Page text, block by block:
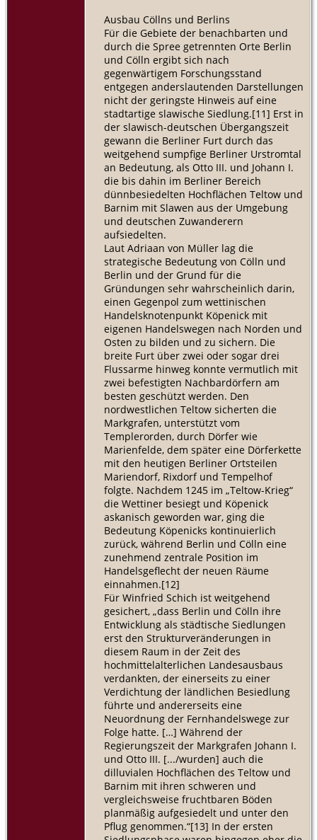
Ausbau Cöllns und Berlins
Für die Gebiete der benachbarten und
durch die Spree getrennten Orte Berlin
und Cölln ergibt sich nach
gegenwärtigem Forschungsstand
entgegen anderslautenden Darstellungen
nicht der geringste Hinweis auf eine
stadtartige slawische Siedlung.[11] Erst in
der slawisch-deutschen Übergangszeit
gewann die Berliner Furt durch das
weitgehend sumpfige Berliner Urstromtal
an Bedeutung, als Otto III. und Johann I.
die bis dahin im Berliner Bereich
dünnbesiedelten Hochflächen Teltow und
Barnim mit Slawen aus der Umgebung
und deutschen Zuwanderern
aufsiedelten.
Laut Adriaan von Müller lag die
strategische Bedeutung von Cölln und
Berlin und der Grund für die
Gründungen sehr wahrscheinlich darin,
einen Gegenpol zum wettinischen
Handelsknotenpunkt Köpenick mit
eigenen Handelswegen nach Norden und
Osten zu bilden und zu sichern. Die
breite Furt über zwei oder sogar drei
Flussarme hinweg konnte vermutlich mit
zwei befestigten Nachbardörfern am
besten geschützt werden. Den
nordwestlichen Teltow sicherten die
Markgrafen, unterstützt vom
Templerorden, durch Dörfer wie
Marienfelde, dem später eine Dörferkette
mit den heutigen Berliner Ortsteilen
Mariendorf, Rixdorf und Tempelhof
folgte. Nachdem 1245 im „Teltow-Krieg“
die Wettiner besiegt und Köpenick
askanisch geworden war, ging die
Bedeutung Köpenicks kontinuierlich
zurück, während Berlin und Cölln eine
zunehmend zentrale Position im
Handelsgeflecht der neuen Räume
einnahmen.[12]
Für Winfried Schich ist weitgehend
gesichert, „dass Berlin und Cölln ihre
Entwicklung als städtische Siedlungen
erst den Strukturveränderungen in
diesem Raum in der Zeit des
hochmittelalterlichen Landesausbaus
verdankten, der einerseits zu einer
Verdichtung der ländlichen Besiedlung
führte und andererseits eine
Neuordnung der Fernhandelswege zur
Folge hatte. […] Während der
Regierungszeit der Markgrafen Johann I.
und Otto III. [.../wurden] auch die
dilluvialen Hochflächen des Teltow und
Barnim mit ihren schweren und
vergleichsweise fruchtbaren Böden
planmäßig aufgesiedelt und unter den
Pflug genommen.“[13] In der ersten